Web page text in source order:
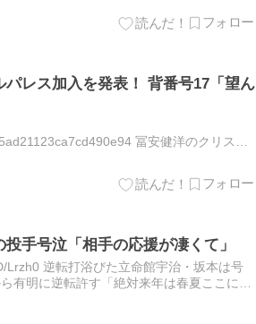
パレス加入を発表！ 背番号17「望ん
冨安健洋のクリスタ
手号泣「相手の応援が凄くて」
逆転打浴びた立命館宇治・坂本は号
明に逆転許す「絶対来年は春夏ここに来